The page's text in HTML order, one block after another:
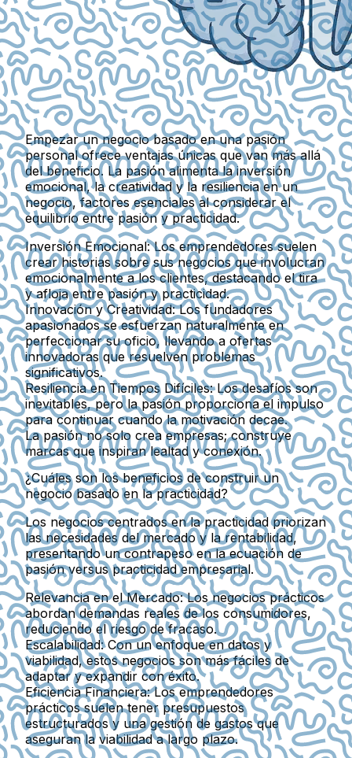
Empezar un negocio basado en una pasión
personal ofrece ventajas únicas que van más allá
del beneficio. La pasión alimenta la inversión
emocional, la creatividad y la resiliencia en un
negocio, factores esenciales al considerar el
equilibrio entre pasión y practicidad.
Inversión Emocional: Los emprendedores suelen
crear historias sobre sus negocios que involucran
emocionalmente a los clientes, destacando el tira
y afloja entre pasión y practicidad.
Innovación y Creatividad: Los fundadores
apasionados se esfuerzan naturalmente en
perfeccionar su oficio, llevando a ofertas
innovadoras que resuelven problemas
significativos.
Resiliencia en Tiempos Difíciles: Los desafíos son
inevitables, pero la pasión proporciona el impulso
para continuar cuando la motivación decae.
La pasión no solo crea empresas; construye
marcas que inspiran lealtad y conexión.
¿Cuáles son los beneficios de construir un
negocio basado en la practicidad?
Los negocios centrados en la practicidad priorizan
las necesidades del mercado y la rentabilidad,
presentando un contrapeso en la ecuación de
pasión versus practicidad empresarial.
Relevancia en el Mercado: Los negocios prácticos
abordan demandas reales de los consumidores,
reduciendo el riesgo de fracaso.
Escalabilidad: Con un enfoque en datos y
viabilidad, estos negocios son más fáciles de
adaptar y expandir con éxito.
Eficiencia Financiera: Los emprendedores
prácticos suelen tener presupuestos
estructurados y una gestión de gastos que
aseguran la viabilidad a largo plazo.